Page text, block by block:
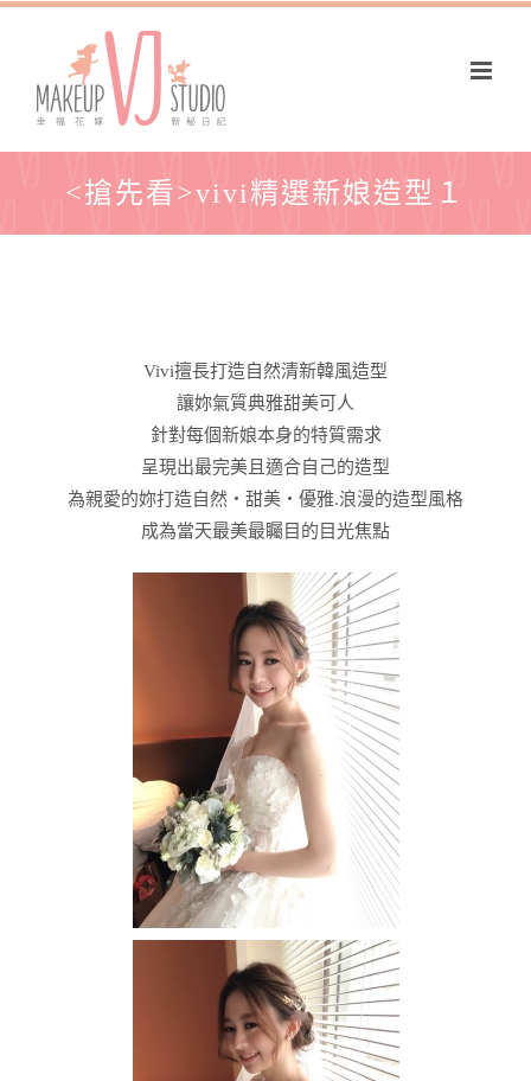
<搶先看>vivi精選新娘造型１
Vivi擅長打造自然清新韓風造型
讓妳氣質典雅甜美可人
針對每個新娘本身的特質需求
呈現出最完美且適合自己的造型
為親愛的妳打造自然‧甜美‧優雅.浪漫的造型風格
成為當天最美最矚目的目光焦點